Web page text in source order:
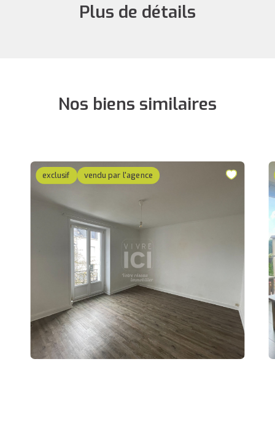
Plus de détails
Nos biens similaires
exclusif vendu par l'agence